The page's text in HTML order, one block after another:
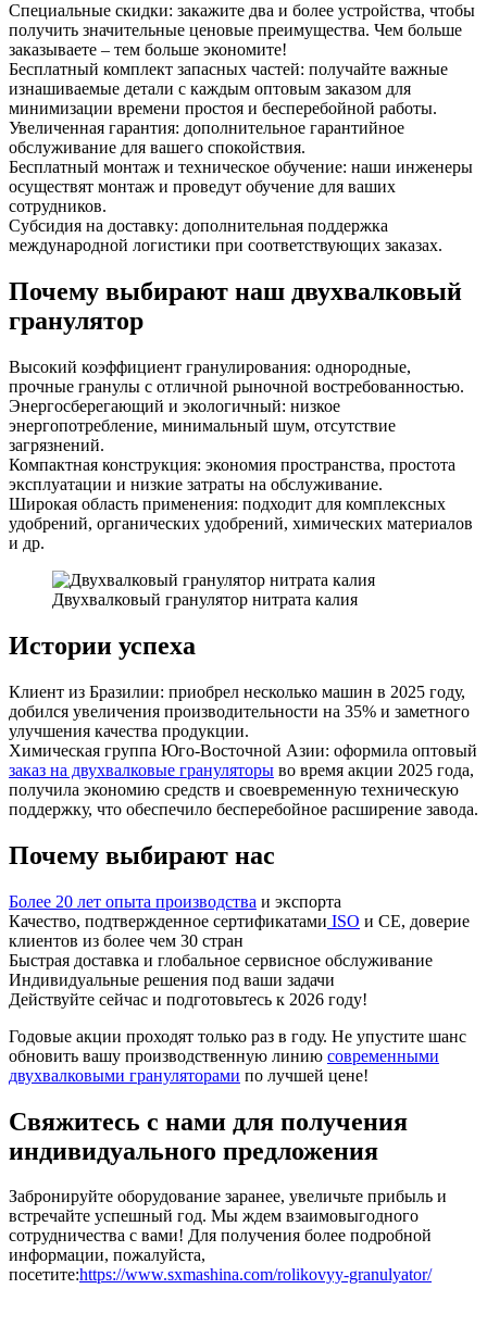
Специальные скидки: закажите два и более устройства, чтобы
получить значительные ценовые преимущества. Чем больше
заказываете – тем больше экономите!
Бесплатный комплект запасных частей: получайте важные
изнашиваемые детали с каждым оптовым заказом для
минимизации времени простоя и бесперебойной работы.
Увеличенная гарантия: дополнительное гарантийное
обслуживание для вашего спокойствия.
Бесплатный монтаж и техническое обучение: наши инженеры
осуществят монтаж и проведут обучение для ваших
сотрудников.
Субсидия на доставку: дополнительная поддержка
международной логистики при соответствующих заказах.
Почему выбирают наш двухвалковый
гранулятор
Высокий коэффициент гранулирования: однородные,
прочные гранулы с отличной рыночной востребованностью.
Энергосберегающий и экологичный: низкое
энергопотребление, минимальный шум, отсутствие
загрязнений.
Компактная конструкция: экономия пространства, простота
эксплуатации и низкие затраты на обслуживание.
Широкая область применения: подходит для комплексных
удобрений, органических удобрений, химических материалов
и др.
Двухвалковый гранулятор нитрата калия
Истории успеха
Клиент из Бразилии: приобрел несколько машин в 2025 году,
добился увеличения производительности на 35% и заметного
улучшения качества продукции.
Химическая группа Юго-Восточной Азии: оформила оптовый
заказ на двухвалковые грануляторы во время акции 2025 года,
получила экономию средств и своевременную техническую
поддержку, что обеспечило бесперебойное расширение завода.
Почему выбирают нас
Более 20 лет опыта производства и экспорта
Качество, подтвержденное сертификатами ISO и CE, доверие
клиентов из более чем 30 стран
Быстрая доставка и глобальное сервисное обслуживание
Индивидуальные решения под ваши задачи
Действуйте сейчас и подготовьтесь к 2026 году!
Годовые акции проходят только раз в году. Не упустите шанс
обновить вашу производственную линию современными
двухвалковыми грануляторами по лучшей цене!
Свяжитесь с нами для получения
индивидуального предложения
Забронируйте оборудование заранее, увеличьте прибыль и
встречайте успешный год. Мы ждем взаимовыгодного
сотрудничества с вами! Для получения более подробной
информации, пожалуйста,
посетите:https://www.sxmashina.com/rolikovyy-granulyator/